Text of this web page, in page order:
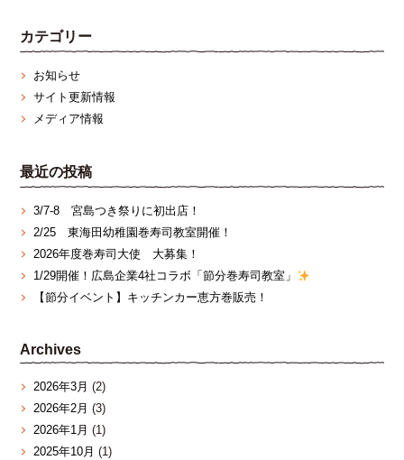
カテゴリー
お知らせ
サイト更新情報
メディア情報
最近の投稿
3/7‐8 宮島つき祭りに初出店！
2/25 東海田幼稚園巻寿司教室開催！
2026年度巻寿司大使 大募集！
1/29開催！広島企業4社コラボ「節分巻寿司教室」
【節分イベント】キッチンカー恵方巻販売！
Archives
2026年3月 (2)
2026年2月 (3)
2026年1月 (1)
2025年10月 (1)